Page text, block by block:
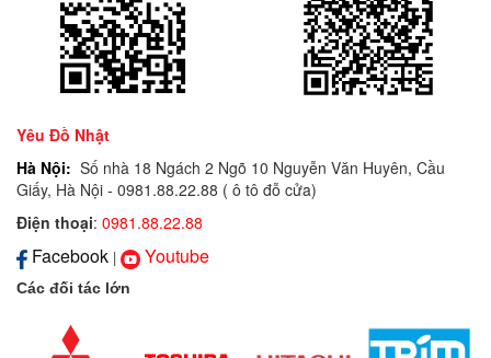
Yêu Đồ Nhật
Hà Nội: Số nhà 18 Ngách 2 Ngõ 10 Nguyễn Văn Huyên, Cầu
Giấy, Hà Nội - 0981.88.22.88 ( ô tô đỗ cửa)
Điện thoại: 0981.88.22.88
Facebook | Youtube
Các đối tác lớn